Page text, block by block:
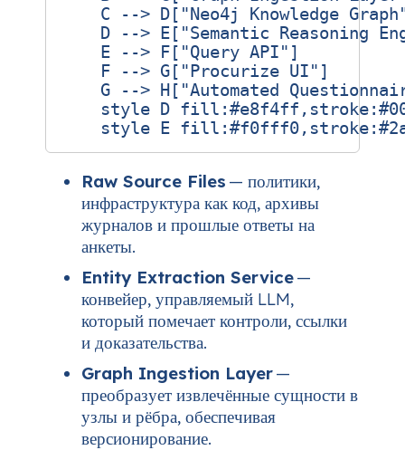
C --> D["Neo4j Knowledge
D --> E["Semantic Reasoning
    E --> F["Query API"]
    F --> G["Procurize UI"]
G --> H["Automated
style D
Raw Source Files — политики,
инфраструктура как код, архивы
журналов и прошлые ответы на
анкеты.
Entity Extraction Service—
конвейер, управляемый LLM,
который помечает контроли, ссылки
и доказательства.
Graph Ingestion Layer—
преобразует извлечённые сущности в
узлы и рёбра, обеспечивая
версионирование.